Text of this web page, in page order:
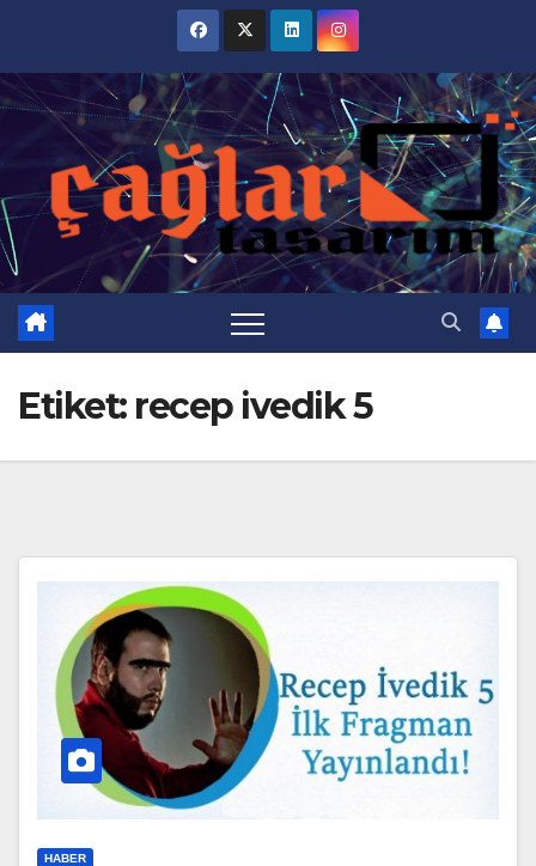
content
Etiket: recep ivedik 5
HABER